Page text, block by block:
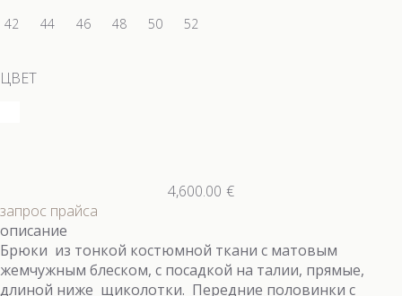
42 44 46 48 50 52
ЦВЕТ
€
4,600.00
запрос прайса
описание
Брюки из тонкой костюмной ткани с матовым
жемчужным блеском, с посадкой на талии, прямые,
длиной ниже щиколотки. Передние половинки с